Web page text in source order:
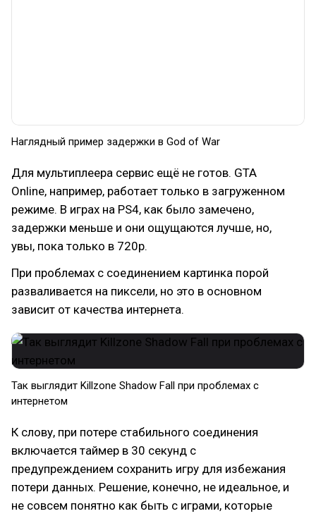
Наглядный пример задержки в God of War
Для мультиплеера сервис ещё не готов. GTA
Online, например, работает только в загруженном
режиме. В играх на PS4, как было замечено,
задержки меньше и они ощущаются лучше, но,
увы, пока только в 720p.
При проблемах с соединением картинка порой
разваливается на пиксели, но это в основном
зависит от качества интернета.
Так выглядит Killzone Shadow Fall при проблемах с
интернетом
К слову, при потере стабильного соединения
включается таймер в 30 секунд с
предупреждением сохранить игру для избежания
потери данных. Решение, конечно, не идеальное, и
не совсем понятно как быть с играми, которые